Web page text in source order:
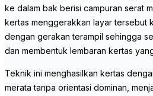
ke dalam bak berisi campuran serat
kertas menggerakkan layar tersebut
dengan gerakan terampil sehingga
dan membentuk lembaran kertas
Teknik ini menghasilkan kertas
merata tanpa orientasi dominan,